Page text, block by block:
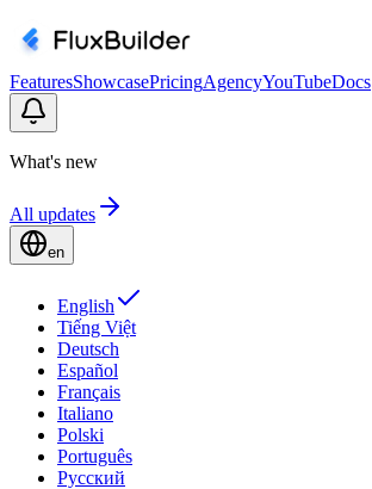
FeaturesShowcasePricingAgencyYouTubeDocs
What's new
All updates
en
English
Tiếng Việt
Deutsch
Español
Français
Italiano
Polski
Português
Русский